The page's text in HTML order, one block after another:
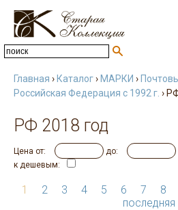
Главная › Каталог› МАРКИ ›
Российская Федерация с 1992 г. ›
РФ 2018 год
Цена от: до:
к дешевым:
1 2 3 4 5 6 7 8
последняя